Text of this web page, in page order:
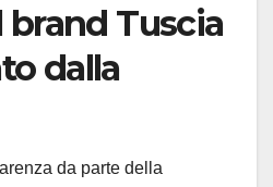
brand Tuscia
dalla
da parte della